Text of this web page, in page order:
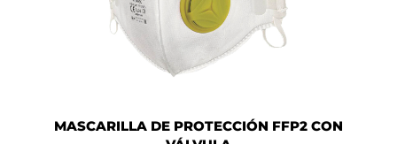
MASCARILLA DE PROTECCIÓN FFP2 CON